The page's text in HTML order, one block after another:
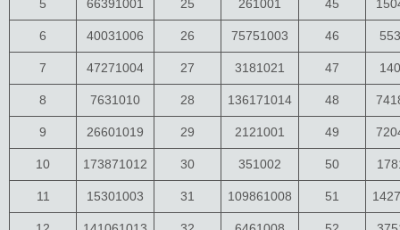
5 66391001 25 261001 45
6 40031006 26 75751003 46
7 47271004 27 3181021 47
8 7631010 28 136171014 48
9 26601019 29 2121001 49
10 173871012 30 351002 50
11 15301003 31 109861008 51